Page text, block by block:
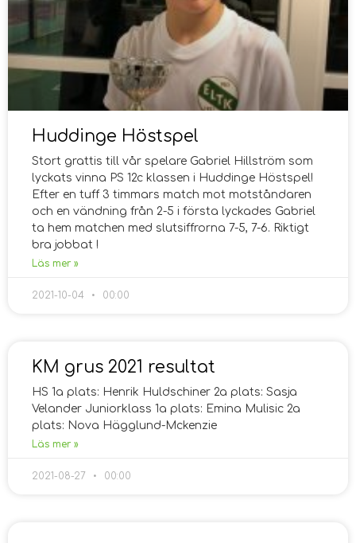
Huddinge Höstspel
Stort grattis till vår spelare Gabriel Hillström som
lyckats vinna PS 12c klassen i Huddinge Höstspel!
Efter en tuff 3 timmars match mot motståndaren
och en vändning från 2-5 i första lyckades Gabriel
ta hem matchen med slutsiffrorna 7-5, 7-6. Riktigt
bra jobbat !
Läs mer »
2021-10-04 00:00
KM grus 2021 resultat
HS 1a plats: Henrik Huldschiner 2a plats: Sasja
Velander Juniorklass 1a plats: Emina Mulisic 2a
plats: Nova Hägglund-Mckenzie
Läs mer »
2021-08-27 00:00